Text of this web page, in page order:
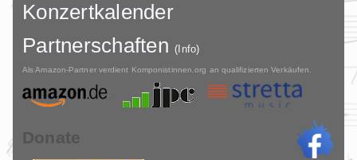
Konzertkalender
Partnerschaften(Info)
Als Amazon-Partner verdient Komponistinnen.org an qualifizierten Verkäufen.
Donate